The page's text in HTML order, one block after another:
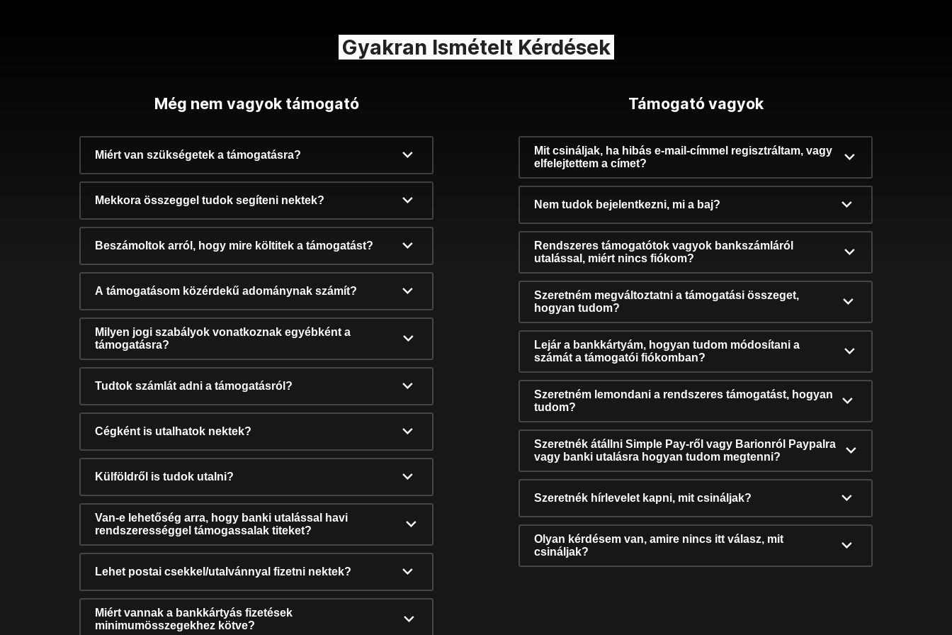
Gyakran Ismételt Kérdések
Még nem vagyok támogató
Miért van szükségetek a támogatásra?
Mekkora összeggel tudok segíteni nektek?
Beszámoltok arról, hogy mire költitek a támogatást?
A támogatásom közérdekű adománynak számít?
Milyen jogi szabályok vonatkoznak egyébként a
támogatásra?
Tudtok számlát adni a támogatásról?
Cégként is utalhatok nektek?
Külföldről is tudok utalni?
Van-e lehetőség arra, hogy banki utalással havi
rendszerességgel támogassalak titeket?
Lehet postai csekkel/utalvánnyal fizetni nektek?
Miért vannak a bankkártyás fizetések
minimumösszegekhez kötve?
Támogató vagyok
Mit csináljak, ha hibás e-mail-címmel regisztráltam, vagy
elfelejtettem a címet?
Nem tudok bejelentkezni, mi a baj?
Rendszeres támogatótok vagyok bankszámláról
utalással, miért nincs fiókom?
Szeretném megváltoztatni a támogatási összeget,
hogyan tudom?
Lejár a bankkártyám, hogyan tudom módosítani a
számát a támogatói fiókomban?
Szeretném lemondani a rendszeres támogatást, hogyan
tudom?
Szeretnék átállni Simple Pay-ről vagy Barionról Paypalra
vagy banki utalásra hogyan tudom megtenni?
Szeretnék hírlevelet kapni, mit csináljak?
Olyan kérdésem van, amire nincs itt válasz, mit
csináljak?